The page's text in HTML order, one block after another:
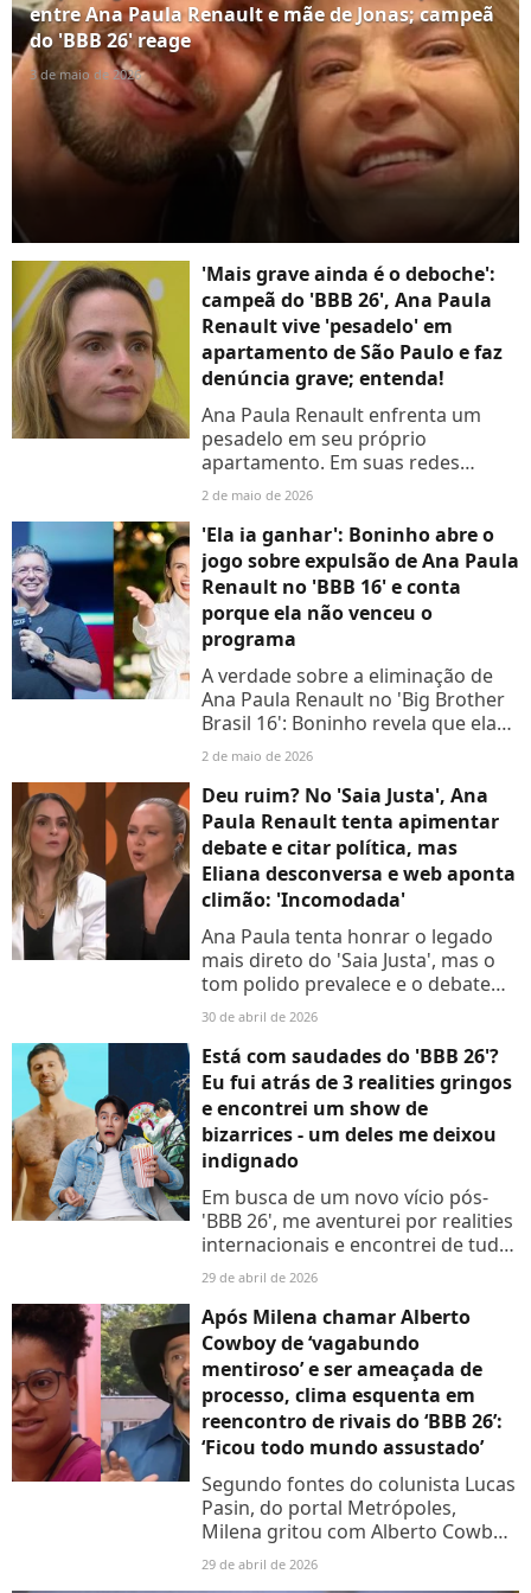
entre Ana Paula Renault e mãe de Jonas; campeã
do 'BBB 26' reage
3 de maio de 2026
'Mais grave ainda é o deboche':
campeã do 'BBB 26', Ana Paula
Renault vive 'pesadelo' em
apartamento de São Paulo e faz
denúncia grave; entenda!
Ana Paula Renault enfrenta um
pesadelo em seu próprio
apartamento. Em suas redes
sociais, a campeã do 'BBB 26'
boate vizinha que tem prejudicado
seu...
2 de maio de 2026
'Ela ia ganhar': Boninho abre o
jogo sobre expulsão de Ana Paula
Renault no 'BBB 16' e conta
porque ela não venceu o
programa
A verdade sobre a eliminação de
Ana Paula Renault no 'Big Brother
Brasil 16': Boninho revela que ela
quase venceu e explica virada
2 de maio de 2026
Deu ruim? No 'Saia Justa', Ana
Paula Renault tenta apimentar
debate e citar política, mas
Eliana desconversa e web aponta
climão: 'Incomodada'
Ana Paula tenta honrar o legado
mais direto do 'Saia Justa', mas o
tom polido prevalece e o debate
perde força, principalmente por
30 de abril de 2026
Está com saudades do 'BBB 26'?
Eu fui atrás de 3 realities gringos
e encontrei um show de
bizarrices - um deles me deixou
indignado
Em busca de um novo vício pós-
'BBB 26', me aventurei por realities
internacionais e encontrei de tudo:
mães em clima de pegação,
um programa russo
simplesmente...
29 de abril de 2026
Após Milena chamar Alberto
Cowboy de ‘vagabundo
mentiroso’ e ser ameaçada de
processo, clima esquenta em
reencontro de rivais do ‘BBB 26’:
‘Ficou todo mundo assustado’
Segundo fontes do colunista Lucas
Pasin, do portal Metrópoles,
Milena gritou com Alberto Cowboy,
que preferiu não reagir.
29 de abril de 2026